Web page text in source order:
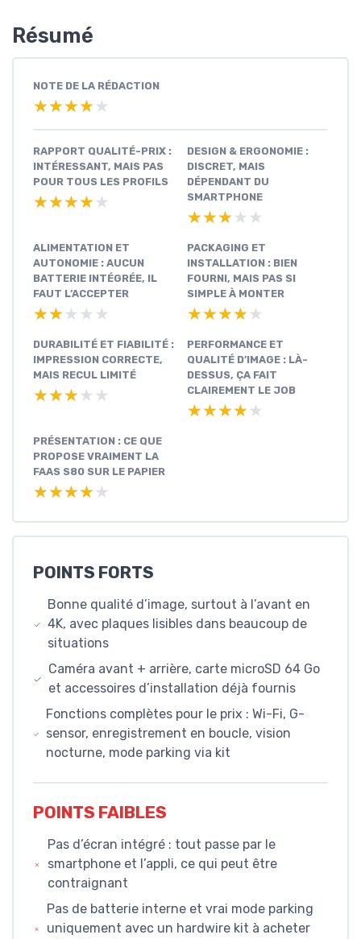
Résumé
NOTE DE LA RÉDACTION
★★★★★
★★★★★
RAPPORT QUALITÉ-PRIX :
INTÉRESSANT, MAIS PAS
POUR TOUS LES PROFILS
★★★★★
★★★★★
DESIGN & ERGONOMIE :
DISCRET, MAIS
DÉPENDANT DU
SMARTPHONE
★★★★★
★★★★★
ALIMENTATION ET
AUTONOMIE : AUCUN
BATTERIE INTÉGRÉE, IL
FAUT L’ACCEPTER
★★★★★
★★★★★
PACKAGING ET
INSTALLATION : BIEN
FOURNI, MAIS PAS SI
SIMPLE À MONTER
★★★★★
★★★★★
DURABILITÉ ET FIABILITÉ :
IMPRESSION CORRECTE,
MAIS RECUL LIMITÉ
★★★★★
★★★★★
PERFORMANCE ET
QUALITÉ D’IMAGE : LÀ-
DESSUS, ÇA FAIT
CLAIREMENT LE JOB
★★★★★
★★★★★
PRÉSENTATION : CE QUE
PROPOSE VRAIMENT LA
FAAS S80 SUR LE PAPIER
★★★★★
★★★★★
POINTS FORTS
Bonne qualité d’image, surtout à l’avant en
4K, avec plaques lisibles dans beaucoup de
situations
Caméra avant + arrière, carte microSD 64 Go
et accessoires d’installation déjà fournis
Fonctions complètes pour le prix : Wi-Fi, G-
sensor, enregistrement en boucle, vision
nocturne, mode parking via kit
POINTS FAIBLES
Pas d’écran intégré : tout passe par le
smartphone et l’appli, ce qui peut être
contraignant
Pas de batterie interne et vrai mode parking
uniquement avec un hardwire kit à acheter